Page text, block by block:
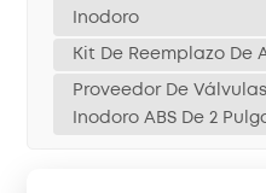
Inodoro
Kit De Reemplazo De
Proveedor De
Inodoro ABS De 2